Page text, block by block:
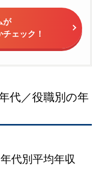
が
ェック！
代／役職別の年
代別平均年収